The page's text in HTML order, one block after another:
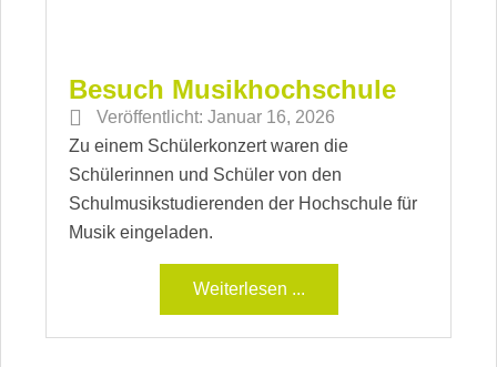
Besuch Musikhochschule
Veröffentlicht: Januar 16, 2026
Zu einem Schülerkonzert waren die
Schülerinnen und Schüler von den
Schulmusikstudierenden der Hochschule für
Musik eingeladen.
Weiterlesen ...